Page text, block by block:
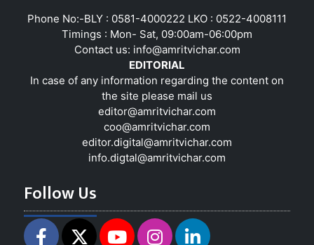
Phone No:-BLY : 0581-4000222 LKO : 0522-4008111
Timings : Mon- Sat, 09:00am-06:00pm
Contact us: info@amritvichar.com
EDITORIAL
In case of any information regarding the content on
the site please mail us
editor@amritvichar.com
coo@amritvichar.com
editor.digital@amritvichar.com
info.digtal@amritvichar.com
Follow Us